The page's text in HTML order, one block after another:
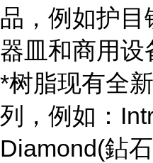
品，例如护
器皿和商用设
*树脂现有全
列，例如：
Diamond(鉆